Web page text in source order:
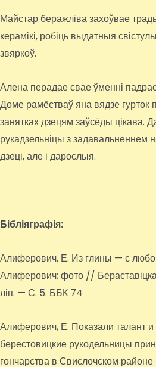
Майстар беражліва захоўвае
керамікі, робіць выдатныя
звяркоў.
Алена перадае свае ўменні
Доме рамёстваў яна вядзе гурток
занятках дзецям заўсёды цікава.
рукадзельніцы з задавальненнем
дзеці, але і дарослыя.
Бібліяграфія:
Алиферович, Е. Из глины — с
Алиферович; фото //
ліп. — С. 5. ББК 74
Алиферович, Е. Показали талант и
берестовицкие рукодельницы
гончарства в Свислочском